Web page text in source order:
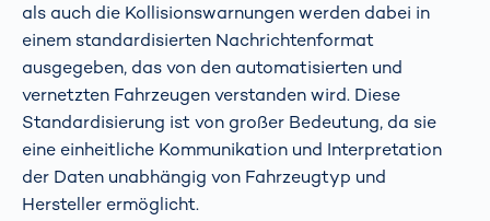
als auch die Kollisionswarnungen werden dabei in
einem standardisierten Nachrichtenformat
ausgegeben, das von den automatisierten und
vernetzten Fahrzeugen verstanden wird. Diese
Standardisierung ist von großer Bedeutung, da sie
eine einheitliche Kommunikation und Interpretation
der Daten unabhängig von Fahrzeugtyp und
Hersteller ermöglicht.